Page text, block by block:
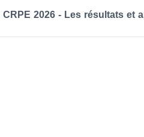
CRPE 2026 - Les résultats et